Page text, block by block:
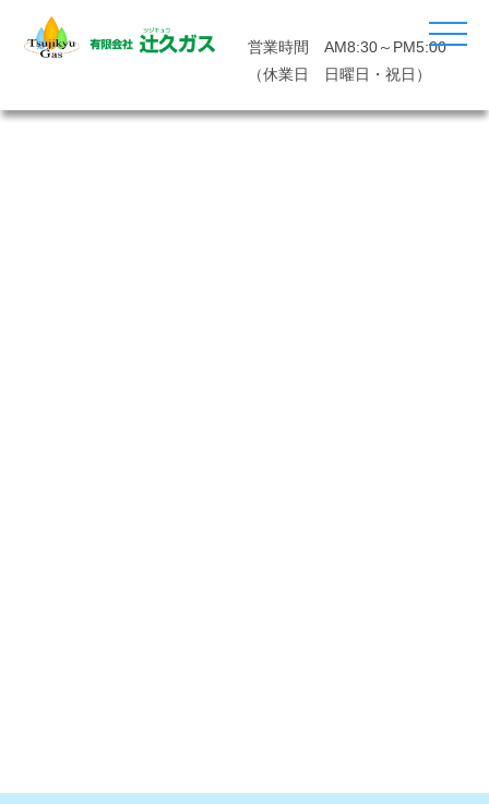
営業時間 AM8:30～PM5:00
（休業日 日曜日・祝日）